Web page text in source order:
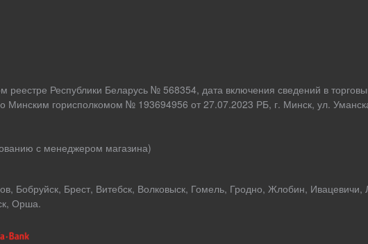
реестре Республики Беларусь № 568354, дата включения сведений в
Минским горисполкомом № 193694956 от 27.07.2023 РБ, г. Минск, ул.
с менеджером магазина)
Бобруйск, Брест, Витебск, Волковыск, Гомель, Гродно, Жлобин,
Орша.